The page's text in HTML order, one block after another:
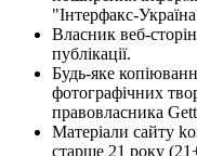
"Інтерфакс-
Власник веб-
публікації.
Будь-яке
фотографічних
правовласника
Матеріали сайту
старше 21 року